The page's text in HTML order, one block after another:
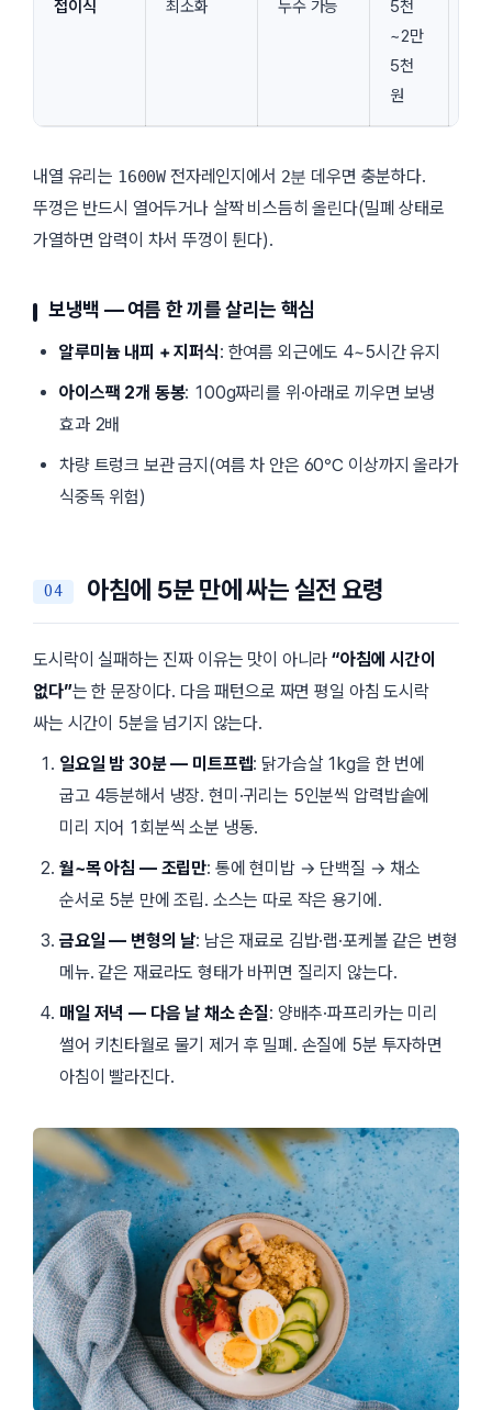
접이식 최소화 누수 가능
5천
~2만
5천
원
내열 유리는 1600W 전자레인지에서 2분 데우면 충분하다.
뚜껑은 반드시 열어두거나 살짝 비스듬히 올린다(밀폐 상태로
가열하면 압력이 차서 뚜껑이 튄다).
보냉백 — 여름 한 끼를 살리는 핵심
알루미늄 내피 + 지퍼식: 한여름 외근에도 4~5시간 유지
아이스팩 2개 동봉: 100g짜리를 위·아래로 끼우면 보냉
효과 2배
차량 트렁크 보관 금지(여름 차 안은 60℃ 이상까지 올라가
식중독 위험)
아침에 5분 만에 싸는 실전 요령
도시락이 실패하는 진짜 이유는 맛이 아니라“아침에 시간이
없다”는 한 문장이다. 다음 패턴으로 짜면 평일 아침 도시락
싸는 시간이 5분을 넘기지 않는다.
일요일 밤 30분 — 미트프렙: 닭가슴살 1kg을 한 번에
굽고 4등분해서 냉장. 현미·귀리는 5인분씩 압력밥솥에
미리 지어 1회분씩 소분 냉동.
월~목 아침 — 조립만: 통에 현미밥 → 단백질 → 채소
순서로 5분 만에 조립. 소스는 따로 작은 용기에.
금요일 — 변형의 날: 남은 재료로 김밥·랩·포케볼 같은 변형
메뉴. 같은 재료라도 형태가 바뀌면 질리지 않는다.
매일 저녁 — 다음 날 채소 손질: 양배추·파프리카는 미리
썰어 키친타월로 물기 제거 후 밀폐. 손질에 5분 투자하면
아침이 빨라진다.